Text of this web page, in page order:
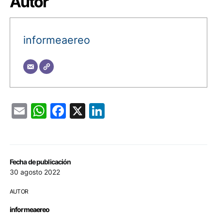
Fecha de publicación
30 agosto 2022
AUTOR
informeaereo
informeaereo
EmailWhatsApp
Facebook
X